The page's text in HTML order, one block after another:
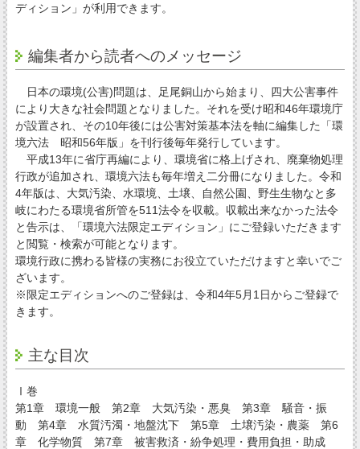
ディション」が利用できます。
編集者から読者へのメッセージ
日本の環境(公害)問題は、足尾銅山から始まり、四大公害事件
により大きな社会問題となりました。それを受け昭和46年環境庁
が設置され、その10年後には公害対策基本法を軸に編集した「環
境六法 昭和56年版」を刊行後毎年発行しています。
平成13年に省庁再編により、環境省に格上げされ、廃棄物処理
行政が追加され、環境六法も毎年増え二分冊になりました。令和
4年版は、大気汚染、水環境、土壌、自然公園、野生生物なと多
岐にわたる環境省所管を511法令を収載。収載出来なかった法令
と告示は、「環境六法限定エディション」にご登録いただきます
と閲覧・検索が可能となります。
環境行政に携わる皆様の実務にお役立ていただけますと幸いでご
ざいます。
※限定エディションへのご登録は、令和4年5月1日からご登録で
きます。
主な目次
Ⅰ巻
第1章 環境一般 第2章 大気汚染・悪臭 第3章 騒音・振
動 第4章 水質汚濁・地盤沈下 第5章 土壌汚染・農薬 第6
章 化学物質 第7章 被害救済・紛争処理・費用負担・助成